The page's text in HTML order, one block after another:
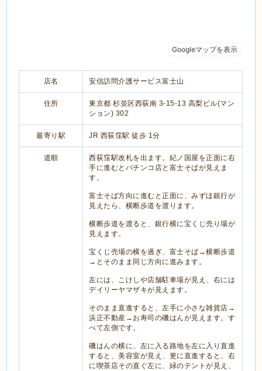
店名 安信訪問介護サービス富士山
住所
東京都 杉並区西荻南 3-15-13 高梨ビル(マン
ション) 302
最寄り駅 JR 西荻窪駅 徒歩 1分
道順
西荻窪駅改札を出ます。紀ノ国屋を正面に右
手に進むとパチンコ店と富士そばが見えま
す。
富士そば方向に進むと正面に、みずほ銀行が
見えたら、横断歩道を渡ります。
横断歩道を渡ると、銀行横に宝くじ売り場が
見えます。
宝くじ売場の横を過ぎ、富士そば→横断歩道
→とそのまま同じ方向に進みます。
左には、こけしや店舗駐車場が見え、右には
デイリーヤマザキが見えます。
そのまま直進すると、左手に小さな雑貨店→
浜正不動産→お寿司の磯はんが見えます。す
べて左側です。
磯はんの横に、左に入る路地を左に入り直進
すると、美容室が見え、更に直進すると、右
に喫茶店その直ぐ左に、緑のテントが見え、